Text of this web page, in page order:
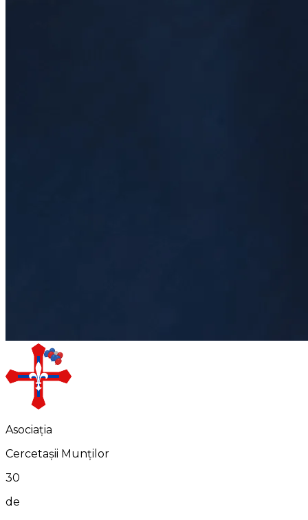
Asociația
Cercetașii Munților
30
de